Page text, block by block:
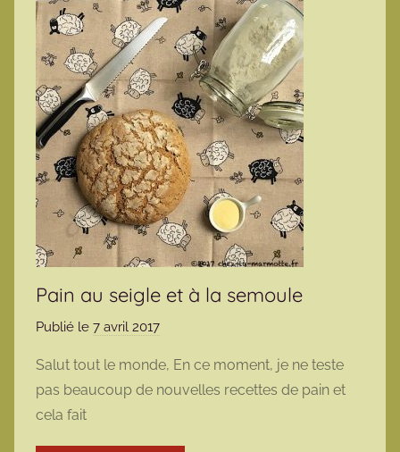
Pain au seigle et à la semoule
Publié le 7 avril 2017
r
m
r
Salut tout le monde, En ce moment, je ne teste
pas beaucoup de nouvelles recettes de pain et
cela fait